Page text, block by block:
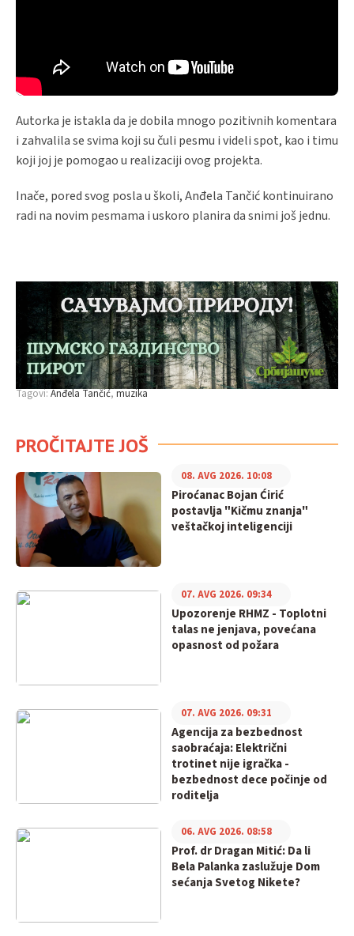
Autorka je istakla da je dobila mnogo pozitivnih komentara
i zahvalila se svima koji su čuli pesmu i videli spot, kao i timu
koji joj je pomogao u realizaciji ovog projekta.
Inače, pored svog posla u školi, Anđela Tančić kontinuirano
radi na novim pesmama i uskoro planira da snimi još jednu.
Tagovi:Anđela Tančić muzika
PROČITAJTE JOŠ
Piroćanac Bojan Ćirić
postavlja "Kičmu znanja"
veštačkoj inteligenciji
08. AVG 2026. 10:08
Upozorenje RHMZ - Toplotni
talas ne jenjava, povećana
opasnost od požara
07. AVG 2026. 09:34
Agencija za bezbednost
saobraćaja: Električni
trotinet nije igračka -
bezbednost dece počinje od
roditelja
07. AVG 2026. 09:31
Prof. dr Dragan Mitić: Da li
Bela Palanka zaslužuje Dom
sećanja Svetog Nikete?
06. AVG 2026. 08:58